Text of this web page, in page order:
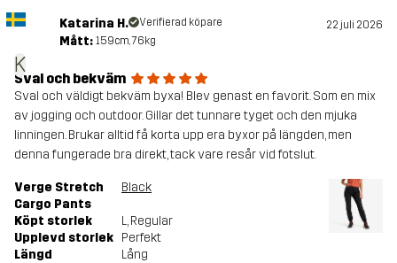
K
Katarina H. Verifierad köpare 22 juli 2026
Mått: 159cm, 76kg
Sval och bekväm
Sval och väldigt bekväm byxa! Blev genast en favorit. Som en mix
av jogging och outdoor. Gillar det tunnare tyget och den mjuka
linningen. Brukar alltid få korta upp era byxor på längden, men
denna fungerade bra direkt, tack vare resår vid fotslut.
Verge Stretch
Cargo Pants
Black
Köpt storlek L, Regular
Upplevd storlek Perfekt
Längd
Lång